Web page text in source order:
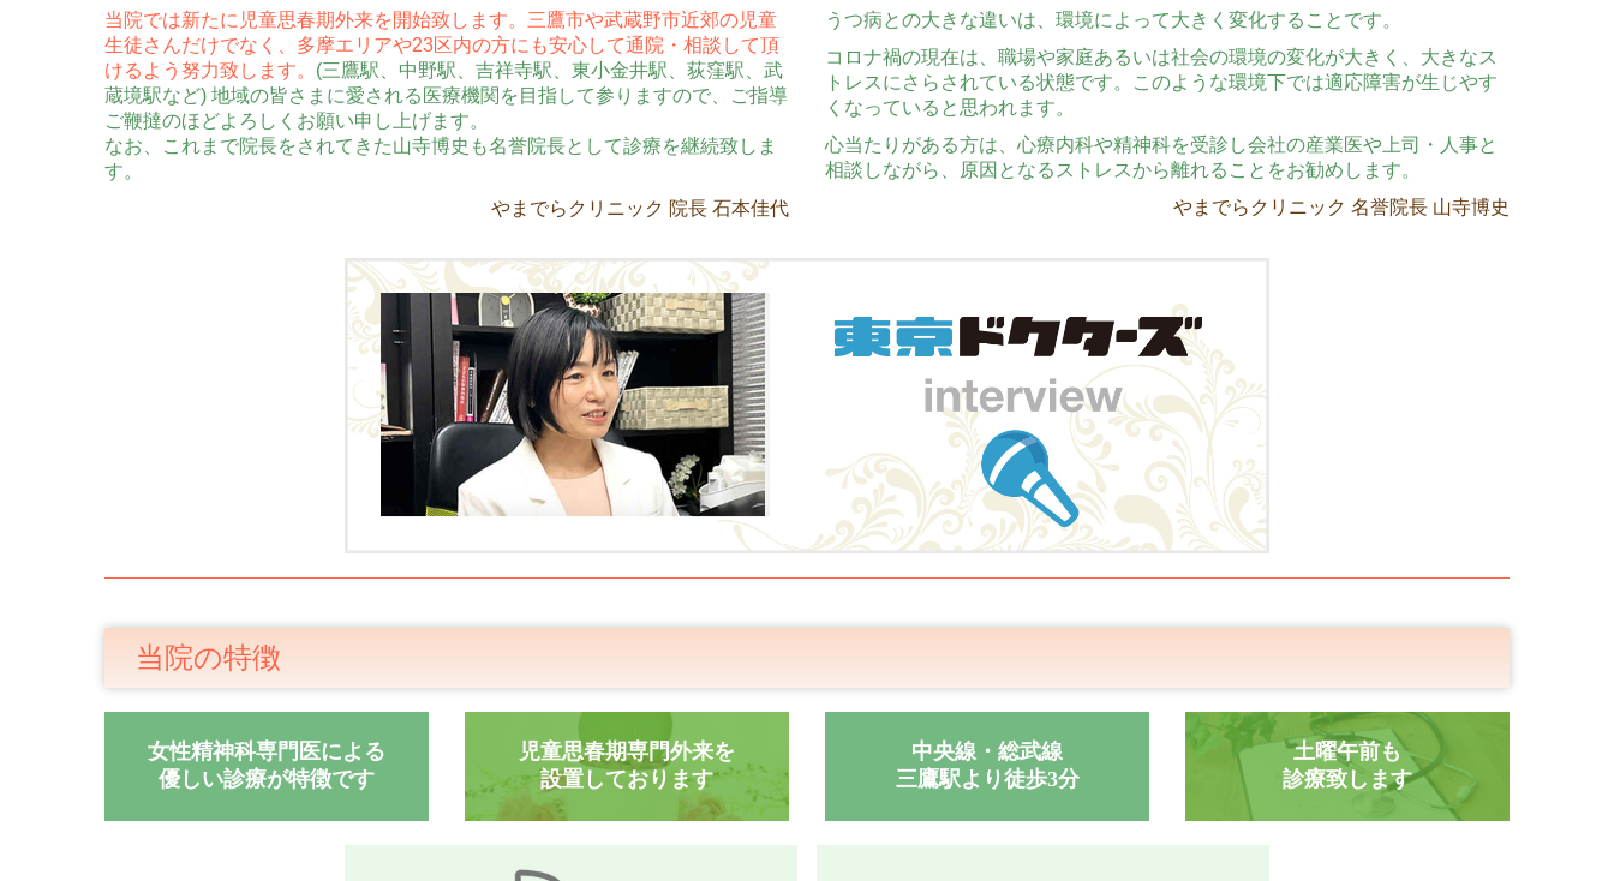
当院では新たに児童思春期外来を開始致します。三鷹市や武蔵野市近郊の児童
生徒さんだけでなく、多摩エリアや23区内の方にも安心して通院・相談して頂
けるよう努力致します。 (三鷹駅、中野駅、吉祥寺駅、東小金井駅、荻窪駅、武
蔵境駅など) 地域の皆さまに愛される医療機関を目指して参りますので、ご指導
ご鞭撻のほどよろしくお願い申し上げます。
なお、これまで院長をされてきた山寺博史も名誉院長として診療を継続致しま
す。
やまでらクリニック 院長 石本佳代
うつ病との大きな違いは、環境によって大きく変化することです。
コロナ禍の現在は、職場や家庭あるいは社会の環境の変化が大きく、大きなス
トレスにさらされている状態です。このような環境下では適応障害が生じやす
くなっていると思われます。
心当たりがある方は、心療内科や精神科を受診し会社の産業医や上司・人事と
相談しながら、原因となるストレスから離れることをお勧めします。
やまでらクリニック 名誉院長 山寺博史
当院の特徴
女性精神科専門医による
優しい診療が特徴です
児童思春期専門外来を
設置しております
中央線・総武線
三鷹駅より徒歩3分
土曜午前も
診療致します